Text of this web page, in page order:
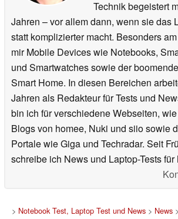
Technik begeistert
Jahren – vor allem dann, wenn sie das
statt komplizierter macht. Besonders
mir Mobile Devices wie Notebooks,
und Smartwatches sowie der
Smart Home. In diesen Bereichen
Jahren als Redakteur für Tests und
bin ich für verschiedene Webseiten,
Blogs von homee, Nuki und siio sowie
Portale wie Giga und Techradar. Seit
schreibe ich News und Laptop-Tests
> Notebook Test, Laptop Test und News> News>